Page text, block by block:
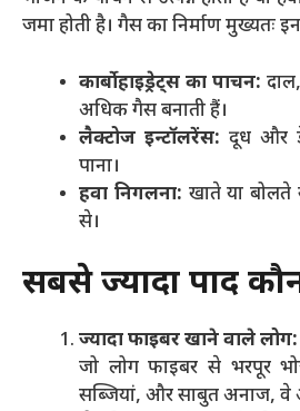
जमा होती है। गैस का निर्माण मुख्यतः
कार्बोहाइड्रेट्स का पाचन:
अधिक गैस बनाती हैं।
लैक्टोज इन्टॉलरेंस: दूध और
पाना।
हवा निगलना: खाते या बोलते
से।
सबसे ज्यादा पाद
ज्यादा फाइबर खाने वाले लोग:
जो लोग फाइबर से भरपूर
सब्जियां, और साबुत अनाज, वे